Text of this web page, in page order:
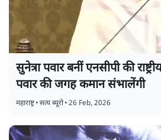
सुनेत्रा पवार बनीं एनसीपी की
पवार की जगह कमान संभालेंगी
महाराष्ट्र•सत्य ब्यूरो•26 Feb, 2026